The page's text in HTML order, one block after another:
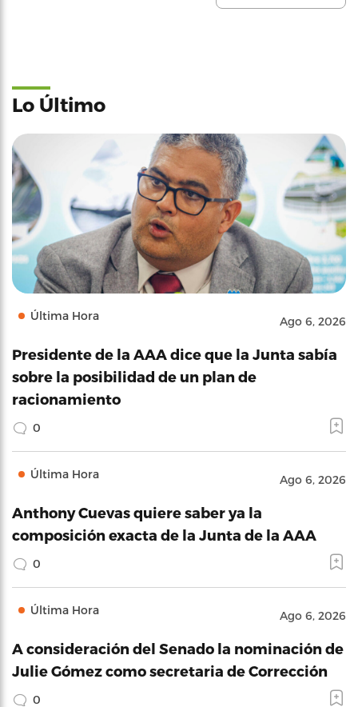
Lo Último
Última Hora Ago 6, 2026
Presidente de la AAA dice que la Junta sabía
sobre la posibilidad de un plan de
racionamiento
0
Última Hora Ago 6, 2026
Anthony Cuevas quiere saber ya la
composición exacta de la Junta de la AAA
0
Última Hora Ago 6, 2026
A consideración del Senado la nominación de
Julie Gómez como secretaria de Corrección
0